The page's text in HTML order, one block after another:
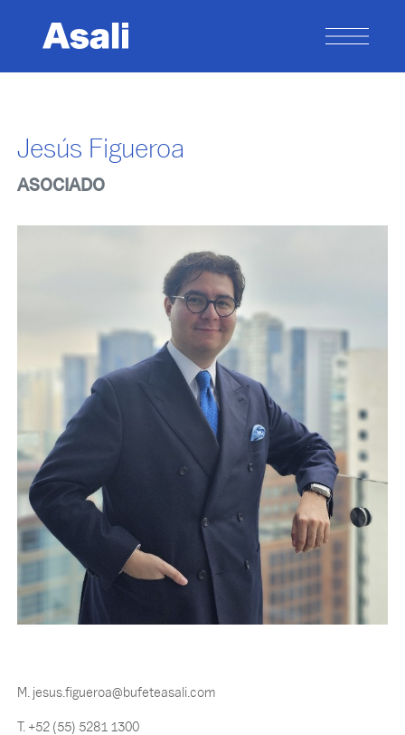
Jesús Figueroa
ASOCIADO
M. jesus.figueroa@bufeteasali.com
T. +52 (55) 5281 1300